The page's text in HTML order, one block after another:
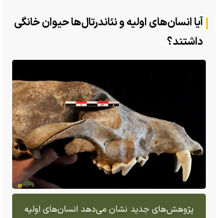
آیا انسان‌های اولیه و نئاندرتال‌ها حیوان خانگی
داشتند؟
پژوهش‌های جدید نشان می‌دهد انسان‌های اولیه